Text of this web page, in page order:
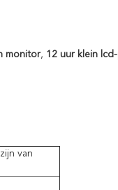
monitor, 12 uur klein lcd-
van